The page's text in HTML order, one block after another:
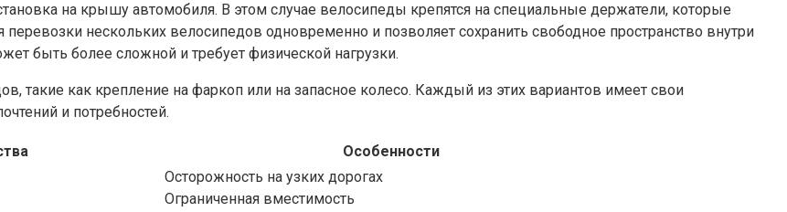
на крышу автомобиля. В этом случае велосипеды крепятся на специальные держатели, которые
нескольких велосипедов одновременно и позволяет сохранить свободное пространство внутри
быть более сложной и требует физической нагрузки.
такие как крепление на фаркоп или на запасное колесо. Каждый из этих вариантов имеет свои
и потребностей.
Особенности
Осторожность на узких дорогах
Ограниченная вместимость